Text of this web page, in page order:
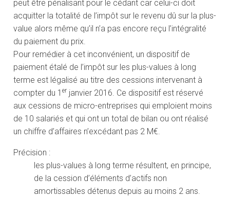
peut être pénalisant pour le cédant car celui-ci doit
acquitter la totalité de l’impôt sur le revenu dû sur la plus-
value alors même qu’il n’a pas encore reçu l’intégralité
du paiement du prix.
Pour remédier à cet inconvénient, un dispositif de
paiement étalé de l’impôt sur les plus-values à long
terme est légalisé au titre des cessions intervenant à
compter du 1er janvier 2016. Ce dispositif est réservé
aux cessions de micro-entreprises qui emploient moins
de 10 salariés et qui ont un total de bilan ou ont réalisé
un chiffre d’affaires n’excédant pas 2 M€.
Précision :
les plus-values à long terme résultent, en principe,
de la cession d’éléments d’actifs non
amortissables détenus depuis au moins 2 ans.